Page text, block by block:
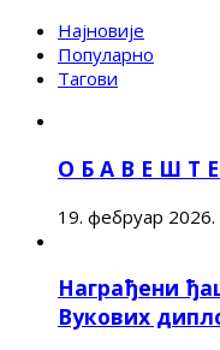
Најновије
Популарно
Тагови
О Б А В Е Ш Т
19. фебруар 2026.
Награђени
Вукових